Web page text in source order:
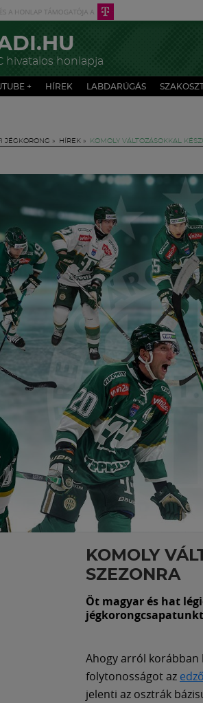
hivatalos honlapja
+ HÍREK LABDARÚGÁS
JÉGKORONG » HÍREK » KOMOLY VÁLTOZÁSOKKAL
KOMOLY
SZEZONRA
Öt magyar és hat
Ahogy arról korábban
folytonosságot az
jelenti az osztrák